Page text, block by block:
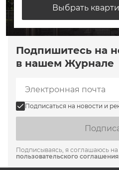
Выбрать
Подпишитесь на
в нашем Журнале
Подписаться на новости и
Подписываясь, я соглашаюсь на
пользовательского соглашения